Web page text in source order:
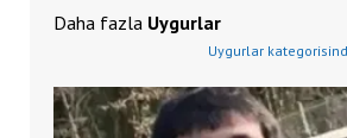
Daha fazla Uygurlar
Uygurlar